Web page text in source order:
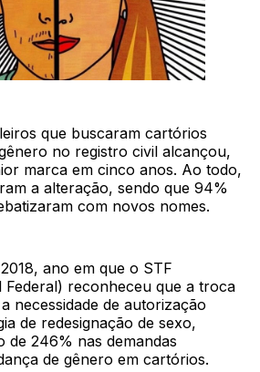
que buscaram cartórios
no registro civil alcançou,
marca em cinco anos. Ao todo,
a alteração, sendo que 94%
com novos nomes.
ano em que o STF
reconheceu que a troca
necessidade de autorização
de redesignação de sexo,
de 246% nas demandas
de gênero em cartórios.